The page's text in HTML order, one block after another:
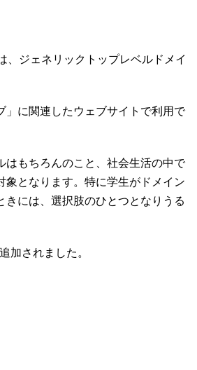
、ジェネリックトップレベルドメイ
」に関連したウェブサイトで利用で
はもちろんのこと、社会生活の中で
象となります。特に学生がドメイン
きには、選択肢のひとつとなりうる
加されました。